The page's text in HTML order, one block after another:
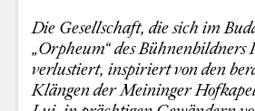
Die Gesellschaft, die sich im
„Orpheum“ des Bühnenbildners
verlustiert, inspiriert von den
Klängen der Meininger